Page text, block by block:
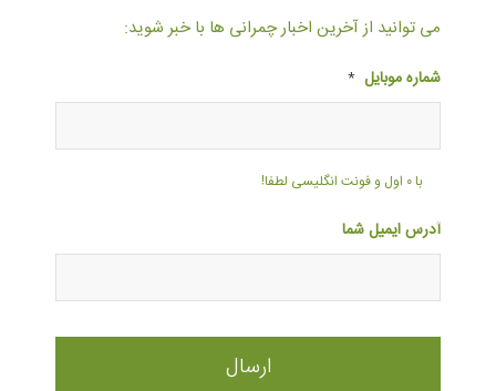
می توانید از آخرین اخبار چمرانی ها با خبر شوید:
شماره موبایل *
با ۰ اول و فونت انگلیسی لطفا!
آدرس ایمیل شما